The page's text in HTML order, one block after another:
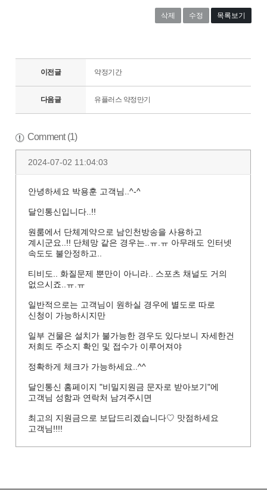
삭제 수정 목록보기
이전글 약정기간
다음글 유플러스 약정만기
Comment (1)
2024-07-02 11:04:03
안녕하세요 박용훈 고객님..^-^
달인통신입니다..!!
원룸에서 단체계약으로 남인천방송을 사용하고
계시군요..!! 단체망 같은 경우는..ㅠ.ㅠ 아무래도 인터넷
속도도 불안정하고..
티비도.. 화질문제 뿐만이 아니라.. 스포츠 채널도 거의
없으시죠..ㅠ.ㅠ
일반적으로는 고객님이 원하실 경우에 별도로 따로
신청이 가능하시지만
일부 건물은 설치가 불가능한 경우도 있다보니 자세한건
저희도 주소지 확인 및 접수가 이루어져야
정확하게 체크가 가능하세요..^^
달인통신 홈페이지 "비밀지원금 문자로 받아보기"에
고객님 성함과 연락처 남겨주시면
최고의 지원금으로 보답드리겠습니다♡ 맛점하세요
고객님!!!!